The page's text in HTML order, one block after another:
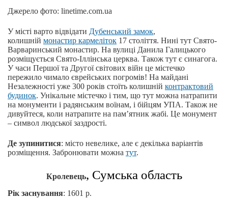
Джерело фото: linetime.com.ua
У місті варто відвідати Дубенський замок,
колишній монастир кармеліток 17 століття. Нині тут Свято-
Варваринський монастир. На вулиці Данила Галицького
розміщується Свято-Іллінська церква. Також тут є синагога.
У часи Першої та Другої світових війн це містечко
пережило чимало єврейських погромів! На майдані
Незалежності уже 300 років стоїть колишній контрактовий
будинок. Унікальне містечко і тим, що тут можна натрапити
на монументи і радянським воїнам, і бійцям УПА. Також не
дивуйтеся, коли натрапите на пам’ятник жабі. Це монумент
– символ людської заздрості.
Де зупинитися: місто невелике, але є декілька варіантів
розміщення. Забронювати можна тут.
Кролевець, Сумська область
Рік заснування: 1601 р.